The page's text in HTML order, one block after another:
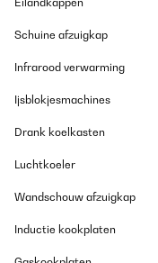
stare dietro a DHL
Schuine afzuigkap
Infrarood verwarming
Ijsblokjesmachines
Drank koelkasten
Luchtkoeler
Wandschouw afzuigkap
Inductie kookplaten